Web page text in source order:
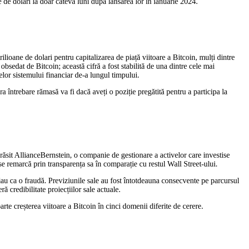
de dolari pentru capitalizarea de piață viitoare a Bitcoin, mulți dintre
de Bitcoin; această cifră a fost stabilită de una dintre cele mai
sistemului financiar de-a lungul timpului.
întrebare rămasă va fi dacă aveți o poziție pregătită pentru a participa la
AllianceBernstein, o companie de gestionare a activelor care investise
prin transparența sa în comparație cu restul Wall Street-ului.
o fraudă. Previziunile sale au fost întotdeauna consecvente pe parcursul
credibilitate proiecțiilor sale actuale.
creșterea viitoare a Bitcoin în cinci domenii diferite de cerere.